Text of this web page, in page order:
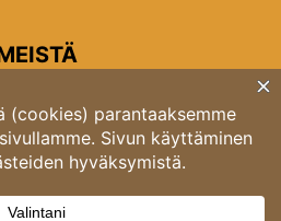
toimitus
6A 00520 Helsinki
puh. 03 4246 5318
toimitus@rondo.fi